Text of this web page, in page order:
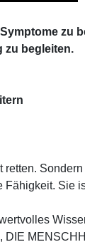
zu
zu begleiten.
Fähigkeit. Sie
DIE